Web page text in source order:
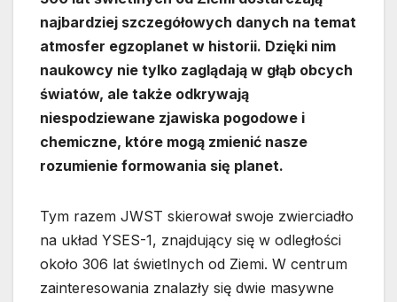
najbardziej szczegółowych danych na temat
atmosfer egzoplanet w historii. Dzięki nim
naukowcy nie tylko zaglądają w głąb obcych
światów, ale także odkrywają
niespodziewane zjawiska pogodowe i
chemiczne, które mogą zmienić nasze
rozumienie formowania się planet.
Tym razem JWST skierował swoje zwierciadło
na układ YSES-1, znajdujący się w odległości
około 306 lat świetlnych od Ziemi. W centrum
zainteresowania znalazły się dwie masywne